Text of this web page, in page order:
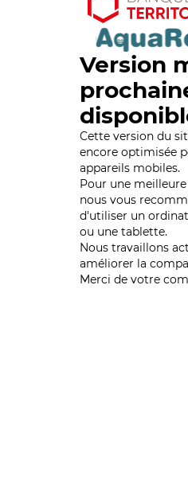
Version
Cette version du
encore optimisée
appareils mobiles.
Pour une
nous vous
d'utiliser un
ou une tablette.
Nous travaillons
améliorer la
Merci de votre